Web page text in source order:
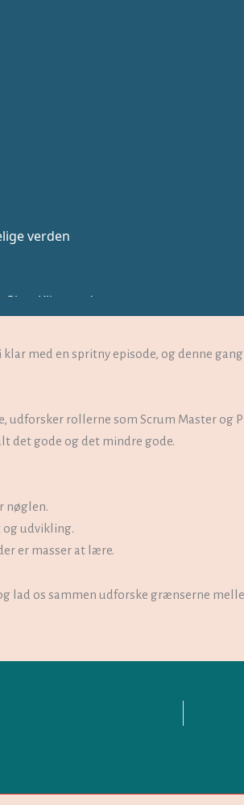
med en spritny episode, og denne
udforsker rollerne som Scrum Master
det gode og det mindre gode.
nøglen.
udvikling.
er masser at lære.
lad os sammen udforske grænserne